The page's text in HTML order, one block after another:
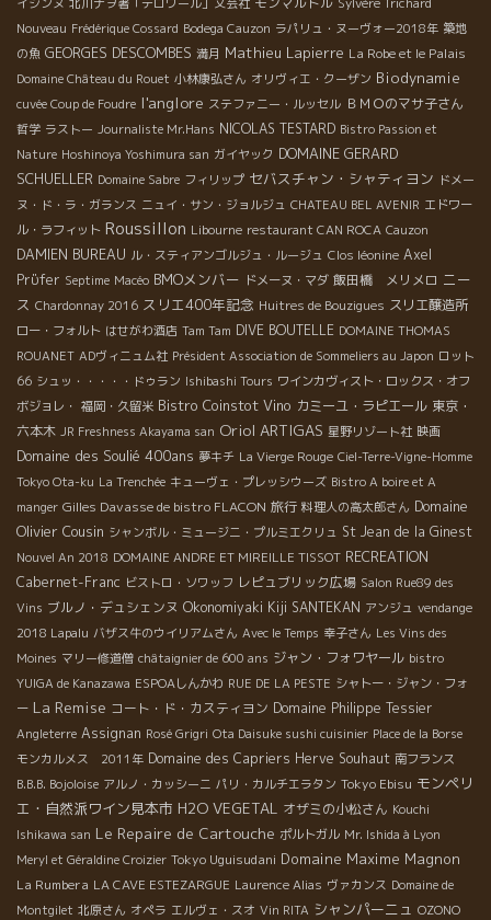
Nouveau Frédérique Cossard Bodega Cauzon ラパリュ・ヌーヴォー2018年 築地
の魚 GEORGES DESCOMBES 満月 Mathieu Lapierre La Robe et le Palais
Domaine Château du Rouet 小林康弘さん オリヴィエ・クーザン Biodynamie
cuvée Coup de Foudre l'anglore ステファニー・ルッセル ＢＭＯのマサ子さん
哲学 ラストー Journaliste Mr.Hans NICOLAS TESTARD Bistro Passion et
Nature Hoshinoya Yoshimura san ガイヤック DOMAINE GERARD
SCHUELLER Domaine Sabre フィリップ セバスチャン・シャティヨン ドメー
ヌ・ド・ラ・ガランス ニュイ・サン・ジョルジュ CHATEAU BEL AVENIR エドワー
ル・ラフィット Roussillon Libourne restaurant CAN ROCA Cauzon
DAMIEN BUREAU ル・スティアンゴルジュ・ルージュ Clos léonine Axel
Prϋfer Septime Macéo BMOメンバー ドメーヌ・マダ 飯田橋 メリメロ ニー
ス Chardonnay 2016 スリエ400年記念 Huitres de Bouzigues スリエ醸造所
ロー・フォルト はせがわ酒店 Tam Tam DIVE BOUTELLE DOMAINE THOMAS
ROUANET ADヴィニュム社 Président Association de Sommeliers au Japon ロット
66 シュッ・・・・・ドゥラン Ishibashi Tours ワインカヴィスト・ロックス・オフ
ボジョレ・ 福岡・久留米 Bistro Coinstot Vino カミーユ・ラピエール 東京・
六本木 JR Freshness Akayama san Oriol ARTIGAS 星野リゾート社 映画
Domaine des Soulié 400ans 夢キチ La Vierge Rouge Ciel-Terre-Vigne-Homme
Tokyo Ota-ku La Trenchée キューヴェ・プレッシウーズ Bistro A boire et A
manger Gilles Davasse de bistro FLACON 旅行 料理人の高太郎さん Domaine
Olivier Cousin シャンボル・ミュージニ・プルミエクリュ St Jean de la Ginest
Nouvel An 2018 DOMAINE ANDRE ET MIREILLE TISSOT RECREATION
Cabernet-Franc ビストロ・ソワッフ レピュブリック広場 Salon Rue89 des
Vins ブルノ・デュシェンヌ Okonomiyaki Kiji SANTEKAN アンジュ vendange
2018 Lapalu バザス牛のウイリアムさん Avec le Temps 幸子さん Les Vins des
Moines マリー修道僧 châtaignier de 600 ans ジャン・フォワヤール bistro
YUIGA de Kanazawa ESPOAしんかわ RUE DE LA PESTE シャトー・ジャン・フォ
ー La Remise コート・ド・カスティヨン Domaine Philippe Tessier
Angleterre Assignan Rosé Grigri Ota Daisuke sushi cuisinier Place de la Borse
モンカルメス 2011年 Domaine des Capriers Herve Souhaut 南フランス
B.B.B. Bojoloise アルノ・カッシーニ パリ・カルチエラタン Tokyo Ebisu モンペリ
エ・自然派ワイン見本市 H2O VEGETAL オザミの小松さん Kouchi
Ishikawa san Le Repaire de Cartouche ポルトガル Mr. Ishida à Lyon
Meryl et Géraldine Croizier Tokyo Uguisudani Domaine Maxime Magnon
La Rumbera LA CAVE ESTEZARGUE Laurence Alias ヴァカンス Domaine de
Montgilet 北原さん オペラ エルヴェ・スオ Vin RITA シャンパーニュ OZONO